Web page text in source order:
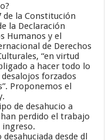
de la Constitución
la Declaración
Humanos y el
de Derechos
“en virtud
a hacer todo lo
forzados
Proponemos el
de desahucio a
perdido el trabajo
desahuciada desde dl